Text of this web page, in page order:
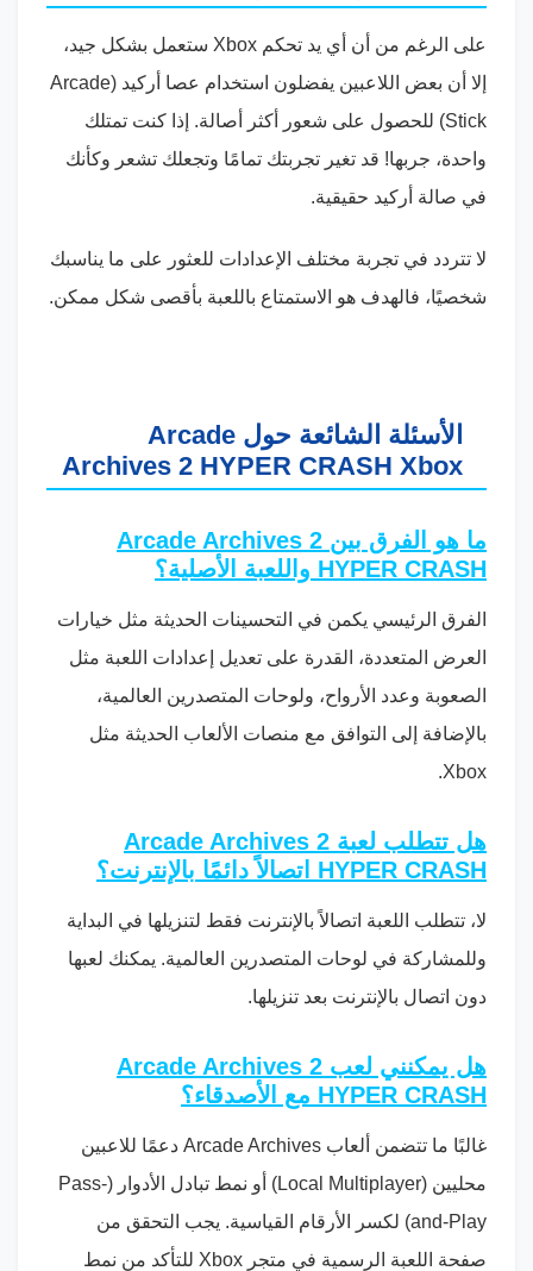
على الرغم من أن أي يد تحكم Xbox ستعمل بشكل جيد،
إلا أن بعض اللاعبين يفضلون استخدام عصا أركيد (Arcade
Stick) للحصول على شعور أكثر أصالة. إذا كنت تمتلك
واحدة، جربها! قد تغير تجربتك تمامًا وتجعلك تشعر وكأنك
في صالة أركيد حقيقية.
لا تتردد في تجربة مختلف الإعدادات للعثور على ما يناسبك
شخصيًا، فالهدف هو الاستمتاع باللعبة بأقصى شكل ممكن.
الأسئلة الشائعة حول Arcade
Archives 2 HYPER CRASH Xbox
ما هو الفرق بين Arcade Archives 2
HYPER CRASH واللعبة الأصلية؟
الفرق الرئيسي يكمن في التحسينات الحديثة مثل خيارات
العرض المتعددة، القدرة على تعديل إعدادات اللعبة مثل
الصعوبة وعدد الأرواح، ولوحات المتصدرين العالمية،
بالإضافة إلى التوافق مع منصات الألعاب الحديثة مثل
Xbox.
هل تتطلب لعبة Arcade Archives 2
HYPER CRASH اتصالاً دائمًا بالإنترنت؟
لا، تتطلب اللعبة اتصالاً بالإنترنت فقط لتنزيلها في البداية
وللمشاركة في لوحات المتصدرين العالمية. يمكنك لعبها
دون اتصال بالإنترنت بعد تنزيلها.
هل يمكنني لعب Arcade Archives 2
HYPER CRASH مع الأصدقاء؟
غالبًا ما تتضمن ألعاب Arcade Archives دعمًا للاعبين
محليين (Local Multiplayer) أو نمط تبادل الأدوار (Pass-
and-Play) لكسر الأرقام القياسية. يجب التحقق من
صفحة اللعبة الرسمية في متجر Xbox للتأكد من نمط